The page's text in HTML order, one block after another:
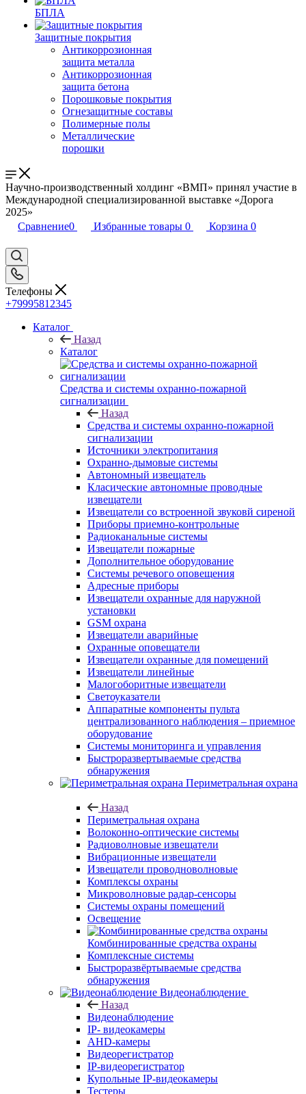
БПЛА
Защитные покрытия
Антикоррозионная
защита металла
Антикоррозионная
защита бетона
Порошковые покрытия
Огнезащитные составы
Полимерные полы
Металлические
порошки
Научно-производственный холдинг «ВМП» принял участие в
Международной специализированной выставке «Дорога
2025»
Сравнение0 Избранные товары 0 Корзина 0
Телефоны
+79995812345
Каталог
Назад
Каталог
Средства и системы охранно-пожарной
сигнализации
Назад
Средства и системы охранно-пожарной
сигнализации
Источники электропитания
Охранно-дымовые системы
Автономный извещатель
Класические автономные проводные
извещатели
Извещатели со встроенной звуковй сиреной
Приборы приемно-контрольные
Радиоканальные системы
Извещатели пожарные
Дополнительное оборудование
Системы речевого оповещения
Адресные приборы
Извещатели охранные для наружной
установки
GSM охрана
Извещатели аварийные
Охранные оповещатели
Извещатели охранные для помещений
Извещатели линейные
Малогоборитные извещатели
Светоуказатели
Аппаратные компоненты пульта
централизованного наблюдения – приемное
оборудование
Системы мониторинга и управления
Быстроразвертываемые средства
обнаружения
Периметральная охрана
Назад
Периметральная охрана
Волоконно-оптические системы
Радиоволновые извещатели
Вибрационные извещатели
Извещатели проводноволновые
Комплексы охраны
Микроволновые радар-сенсоры
Системы охраны помещений
Освещение
Комбинированные средства охраны
Комплексные системы
Быстроразвёртываемые средства
обнаружения
Видеонаблюдение
Назад
Видеонаблюдение
IP- видеокамеры
AHD-камеры
Видеорегистратор
IP-видеорегистратор
Купольные IP-видеокамеры
Тестеры